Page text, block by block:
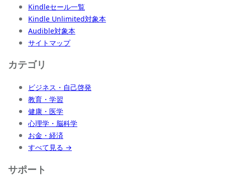
Kindleセール一覧
Kindle Unlimited対象本
Audible対象本
サイトマップ
カテゴリ
ビジネス・自己啓発
教育・学習
健康・医学
心理学・脳科学
お金・経済
すべて見る →
サポート